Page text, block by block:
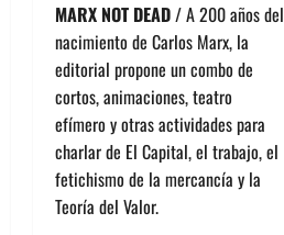
MARX NOT DEAD/ A 200 años del
nacimiento de Carlos Marx, la
editorial propone un combo de
cortos, animaciones, teatro
efímero y otras actividades para
charlar de El Capital, el trabajo, el
fetichismo de la mercancía y la
Teoría del Valor.